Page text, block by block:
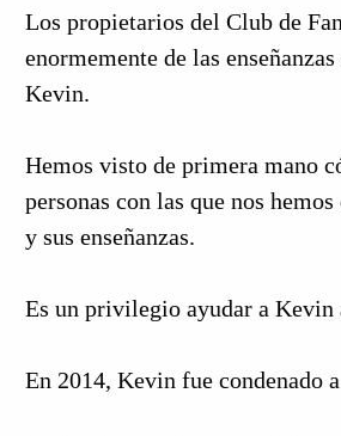
Los propietarios del Club de
enormemente de las
Kevin.
Hemos visto de primera mano
personas con las que nos
y sus enseñanzas.
Es un privilegio ayudar a Kevin
En 2014, Kevin fue condenado